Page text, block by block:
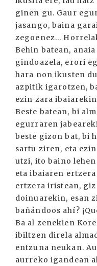
ginen gu. Gaur
jasango, baina
zegoenez...
Behin batean,
gindoazela, erori
hara non ikusten
azpitik igarotzen,
ezin zara
Beste batean, bi
egurraren
beste gizon bat, bi
sartu ziren, eta
utzi, ito baino
eta ibaiaren
ertzera iristean,
doinuarekin, esan
bañándoos ahí?
Ba al zenekien
ibiltzen direla
entzuna neukan.
aurreko igandean